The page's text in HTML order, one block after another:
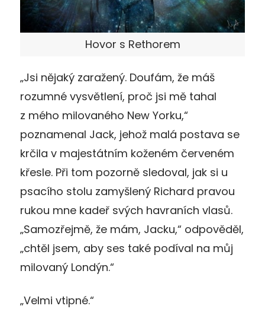
Hovor s Rethorem
„Jsi nějaký zaražený. Doufám, že máš
rozumné vysvětlení, proč jsi mě tahal
z mého milovaného New Yorku,“
poznamenal Jack, jehož malá postava se
krčila v majestátním koženém červeném
křesle. Při tom pozorně sledoval, jak si u
psacího stolu zamyšlený Richard pravou
rukou mne kadeř svých havraních vlasů.
„Samozřejmě, že mám, Jacku,“ odpověděl,
„chtěl jsem, aby ses také podíval na můj
milovaný Londýn.“
„Velmi vtipné.“